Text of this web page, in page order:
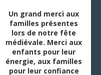
Un grand merci aux
familles présentes
lors de notre fête
médiévale. Merci aux
enfants pour leur
énergie, aux familles
pour leur confiance